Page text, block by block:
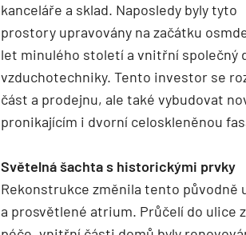
kanceláře a sklad. Naposledy byly tyto
prostory upravovány na začátku
let minulého století a vnitřní společný
vzduchotechniky. Tento investor se
část a prodejnu, ale také vybudovat
pronikajícím i dvorní celoskleněnou
Světelná šachta s historickými prvky
Rekonstrukce změnila tento původně
a prosvětlené atrium. Průčelí do ulice